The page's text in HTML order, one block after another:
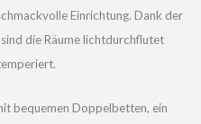
Einrichtung. Dank der
die Räume lichtdurchflutet
bequemen Doppelbetten, ein